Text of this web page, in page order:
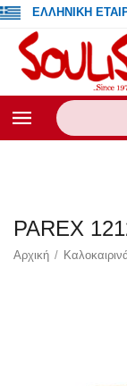
ΕΛΛΗΝΙΚΗ
PAREX
Αρχική /